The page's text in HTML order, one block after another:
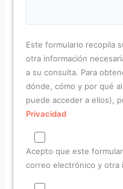
Este formulario recopila
otra información
a su consulta. Para
dónde, cómo y por qué
puede acceder a ellos),
Privacidad
Acepto que este
correo electrónico y otra